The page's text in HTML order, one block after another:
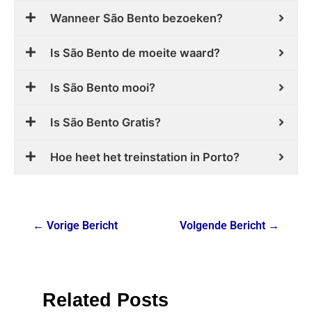
Wanneer São Bento bezoeken?
Is São Bento de moeite waard?
Is São Bento mooi?
Is São Bento Gratis?
Hoe heet het treinstation in Porto?
← Vorige Bericht Volgende Bericht →
Related Posts